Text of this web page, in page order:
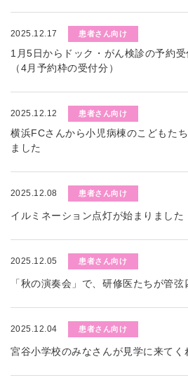
2025.12.17 患者さん向け
1月5日からドック・がん検診の予約
（4月予約枠の受付分）
2025.12.12 患者さん向け
横浜FCさんから小児病棟のこどもた
ました
2025.12.08 患者さん向け
イルミネーション点灯が始まりました
2025.12.05 患者さん向け
「秋の演奏会」で、研修医たちが管
2025.12.04 患者さん向け
宮谷小学校のみなさんが見学に来てく